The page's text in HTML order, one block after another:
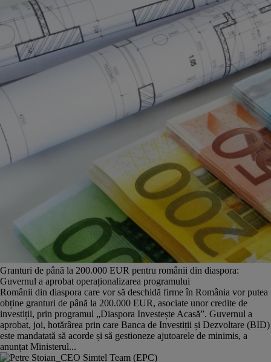
Granturi de până la 200.000 EUR pentru românii din diaspora:
Guvernul a aprobat operaționalizarea programului
Românii din diaspora care vor să deschidă firme în România vor putea
obține granturi de până la 200.000 EUR, asociate unor credite de
investiții, prin programul „Diaspora Investește Acasă”. Guvernul a
aprobat, joi, hotărârea prin care Banca de Investiții și Dezvoltare (BID)
este mandatată să acorde și să gestioneze ajutoarele de minimis, a
anunțat Ministerul...